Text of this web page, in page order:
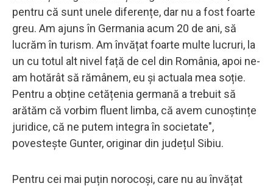
pentru că sunt unele diferențe, dar nu a fost foarte
greu. Am ajuns în Germania acum 20 de ani, să
lucrăm în turism. Am învățat foarte multe lucruri, la
un cu totul alt nivel față de cel din România, apoi ne-
am hotărât să rămânem, eu și actuala mea soție.
Pentru a obține cetățenia germană a trebuit să
arătăm că vorbim fluent limba, că avem cunoștințe
juridice, că ne putem integra în societate",
povestește Gunter, originar din județul Sibiu.
Pentru cei mai puțin norocoși, care nu au învățat